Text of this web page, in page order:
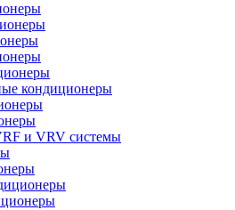
кондиционеры
и VRV системы